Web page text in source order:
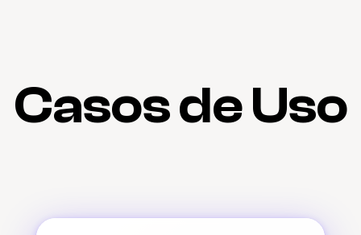
Casos de Uso